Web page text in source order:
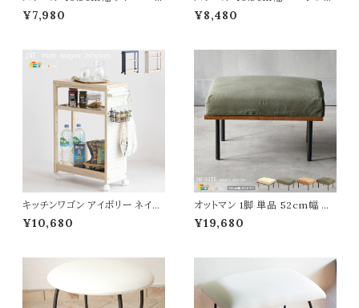
ジュ ピンク ラベンダー ワインレッ
ド ネイビー ミントグリーン 丸椅
3.5cm 奥行43.5cm 高さ42.5c
m おすすめ おしゃれ 北欧 モダ
ン 背もたれ無しチェア 肘置き無
し 椅子 チェアー
¥7,980
ブラウン系 合皮スツール 合成皮
革 PUレザー 合皮 フェイクレザ
北欧 モダン 背もたれ無しチェア
肘置き無し 椅子 チェアー
¥8,480
キッチンワゴン アイボリー ネイビ
ー 54cm幅 3段収納ワゴン 収納
ラック 白 青 キャスター付き ワゴ
スクサイド おすすめ おしゃれ 北
欧 高さ調節 三段ワゴン 送料無
¥10,680
オットマン 1脚 単品 52cm幅 キ
ャンバスベージュ キャンバスグリ
ーン コーデュロイブラウン コーデ
地 おすすめ おしゃれ 北欧 脚取
外し可能 ファブリックオットマン
幅52cm 奥行66cm 高さ42cm
座面高42cm
¥19,680